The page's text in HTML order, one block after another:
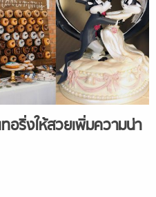
อริ่งให้สวยเพิ่มความน่า